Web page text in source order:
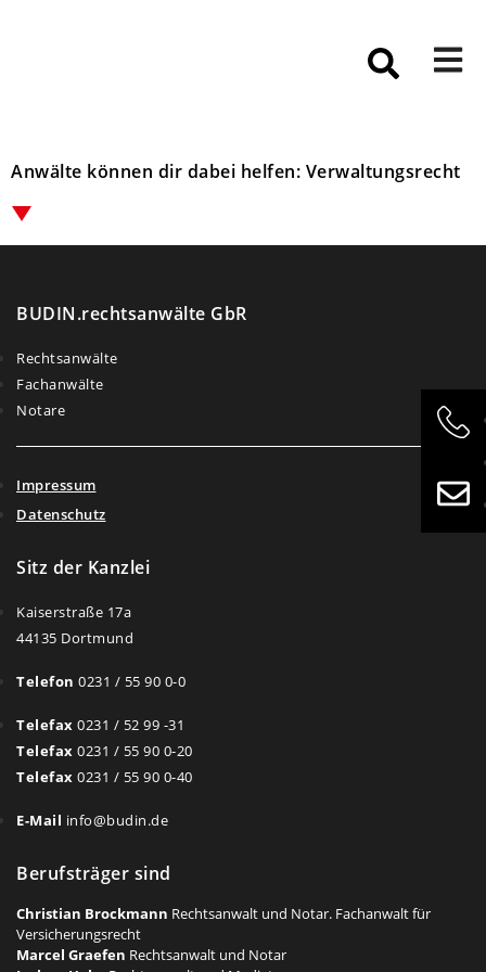
Anwälte können dir dabei helfen: Verwaltungsrecht
BUDIN.rechtsanwälte GbR
Rechtsanwälte
Fachanwälte
Notare
Impressum
Datenschutz
Sitz der Kanzlei
Kaiserstraße 17a
44135 Dortmund
Telefon 0231 / 55 90 0-0
Telefax 0231 / 52 99 -31
Telefax 0231 / 55 90 0-20
Telefax 0231 / 55 90 0-40
E-Mail info@budin.de
Berufsträger sind
Christian Brockmann Rechtsanwalt und Notar. Fachanwalt für
Versicherungsrecht
Marcel Graefen Rechtsanwalt und Notar